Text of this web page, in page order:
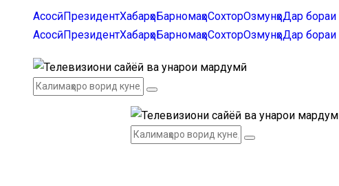
АсосӣПрезидентХабарҳоБарномаҳоСохторОзмунҳоДар
АсосӣПрезидентХабарҳоБарномаҳоСохторОзмунҳоДар